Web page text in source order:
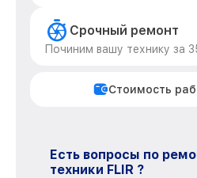
Срочный ремонт
Починим вашу технику за
Стоимость
Есть вопросы по
техники FLIR ?